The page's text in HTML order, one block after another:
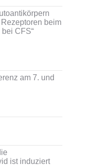
beim
CFS“
am 7. und
ist induziert